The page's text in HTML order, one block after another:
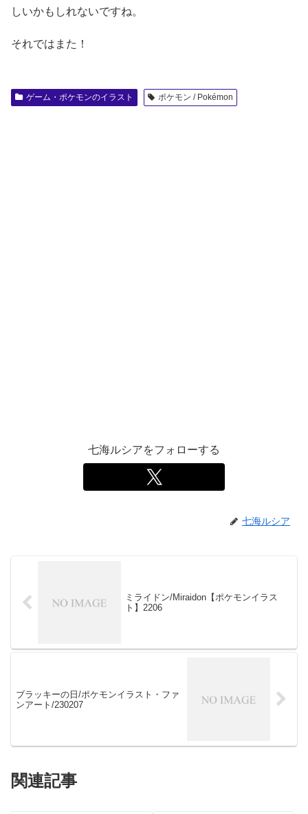
しいかもしれないですね。
それではまた！
ゲーム・ポケモンのイラスト ポケモン / Pokémon
七海ルシアをフォローする
七海ルシア
ミライドン/Miraidon【ポケモンイラス
ト】2206
ブラッキーの日/ポケモンイラスト・ファ
ンアート/230207
関連記事